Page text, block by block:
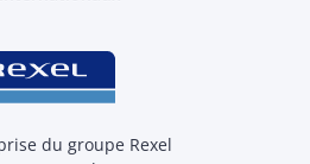
du groupe Rexel